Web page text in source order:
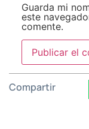
Guarda mi
este
comente.
Compartir